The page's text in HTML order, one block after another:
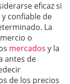
eficaz si
confiable de
La
o
mercados y la
antes de
de los precios